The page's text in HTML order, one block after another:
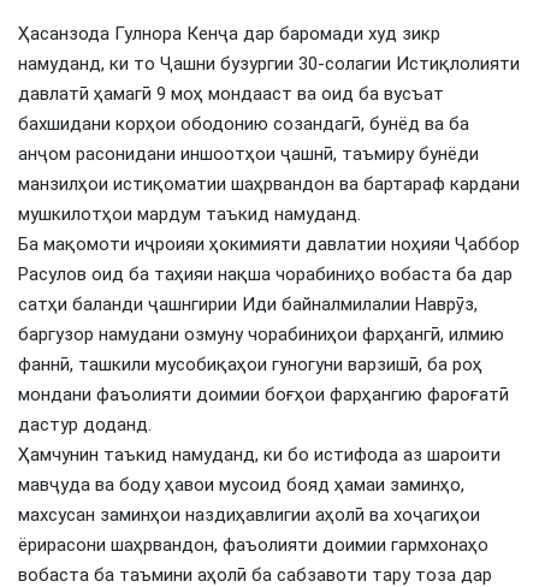
Ҳасанзода Гулнора Кенҷа дар баромади худ зикр
намуданд, ки то Ҷашни бузургии 30-солагии Истиқлолияти
давлатӣ ҳамагӣ 9 моҳ мондааст ва оид ба вусъат
бахшидани корҳои ободонию созандагӣ, бунёд ва ба
анҷом расонидани иншоотҳои ҷашнӣ, таъмиру бунёди
манзилҳои истиқоматии шаҳрвандон ва бартараф кардани
мушкилотҳои мардум таъкид намуданд.
Ба мақомоти иҷроияи ҳокимияти давлатии ноҳияи Ҷаббор
Расулов оид ба таҳияи нақша чорабиниҳо вобаста ба дар
сатҳи баланди ҷашнгирии Иди байналмилалии Наврӯз,
баргузор намудани озмуну чорабиниҳои фарҳангӣ, илмию
фаннӣ, ташкили мусобиқаҳои гуногуни варзишӣ, ба роҳ
мондани фаъолияти доимии боғҳои фарҳангию фароғатӣ
дастур доданд.
Ҳамчунин таъкид намуданд, ки бо истифода аз шароити
мавҷуда ва боду ҳавои мусоид бояд ҳамаи заминҳо,
махсусан заминҳои наздиҳавлигии аҳолӣ ва хоҷагиҳои
ёрирасони шаҳрвандон, фаъолияти доимии гармхонаҳо
вобаста ба таъмини аҳолӣ ба сабзавоти тару тоза дар